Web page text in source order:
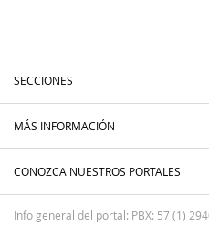
SECCIONES
MÁS INFORMACIÓN
CONOZCA NUESTROS PORTALES
Info general del portal: PBX: 57 (1)